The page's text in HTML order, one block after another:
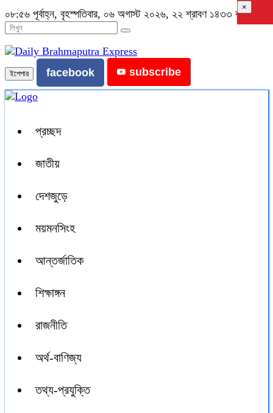
০৮:৫৬ পূর্বাহ্ন, বৃহস্পতিবার, ০৬ অগাস্ট ২০২৬, ২২ শ্রাবণ ১৪৩৩ বঙ্গাব্দ
ইপেপার facebook subscribe
প্রচ্ছদ
জাতীয়
দেশজুড়ে
ময়মনসিংহ
আন্তর্জাতিক
শিক্ষাঙ্গন
রাজনীতি
অর্থ-বাণিজ্য
তথ্য-প্রযুক্তি
×